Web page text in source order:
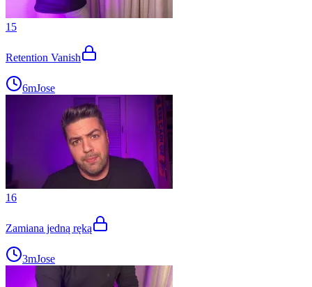
15
Retention Vanish
6mJose
16
Zamiana jedną ręką
3mJose